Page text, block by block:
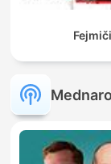
Fejmiči